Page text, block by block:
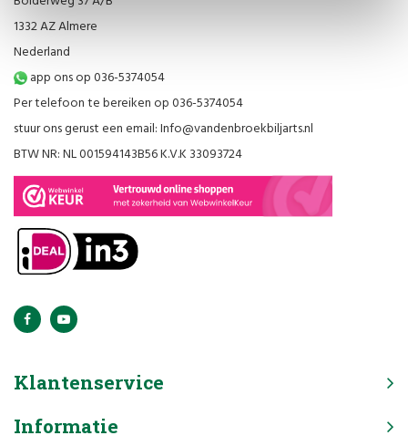
1332 AZ Almere
Nederland
app ons op 036-5374054
Per telefoon te bereiken op 036-5374054
stuur ons gerust een email:Info@vandenbroekbiljarts.nl
BTW NR: NL 001594143B56 K.V.K 33093724
Klantenservice
Informatie